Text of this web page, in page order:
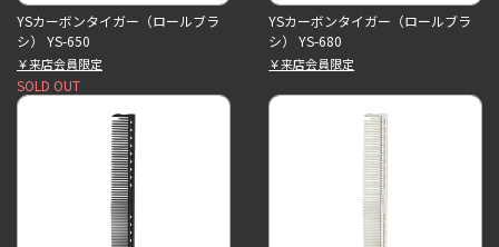
YSカーボンタイガー（ロールブラ
シ） YS-650
￥来店会員限定
SOLD OUT
YSカーボンタイガー（ロールブラ
シ） YS-680
￥来店会員限定